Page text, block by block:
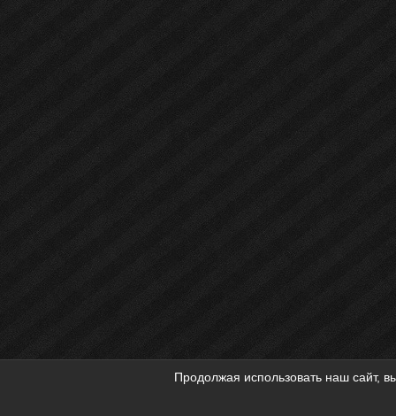
Продолжая использовать наш сайт,